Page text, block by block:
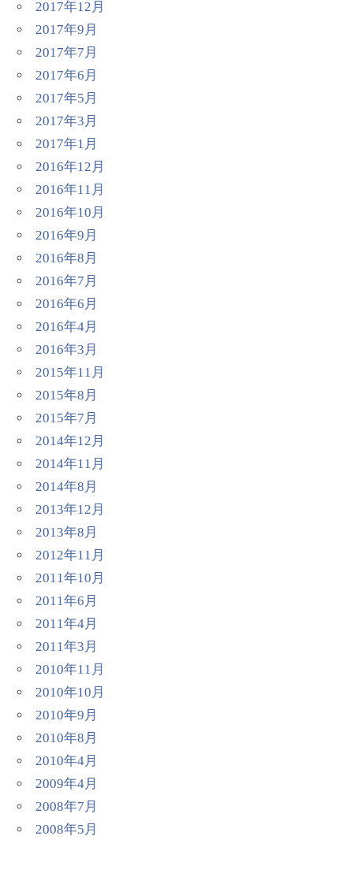
2017年12月
2017年9月
2017年7月
2017年6月
2017年5月
2017年3月
2017年1月
2016年12月
2016年11月
2016年10月
2016年9月
2016年8月
2016年7月
2016年6月
2016年4月
2016年3月
2015年11月
2015年8月
2015年7月
2014年12月
2014年11月
2014年8月
2013年12月
2013年8月
2012年11月
2011年10月
2011年6月
2011年4月
2011年3月
2010年11月
2010年10月
2010年9月
2010年8月
2010年4月
2009年4月
2008年7月
2008年5月